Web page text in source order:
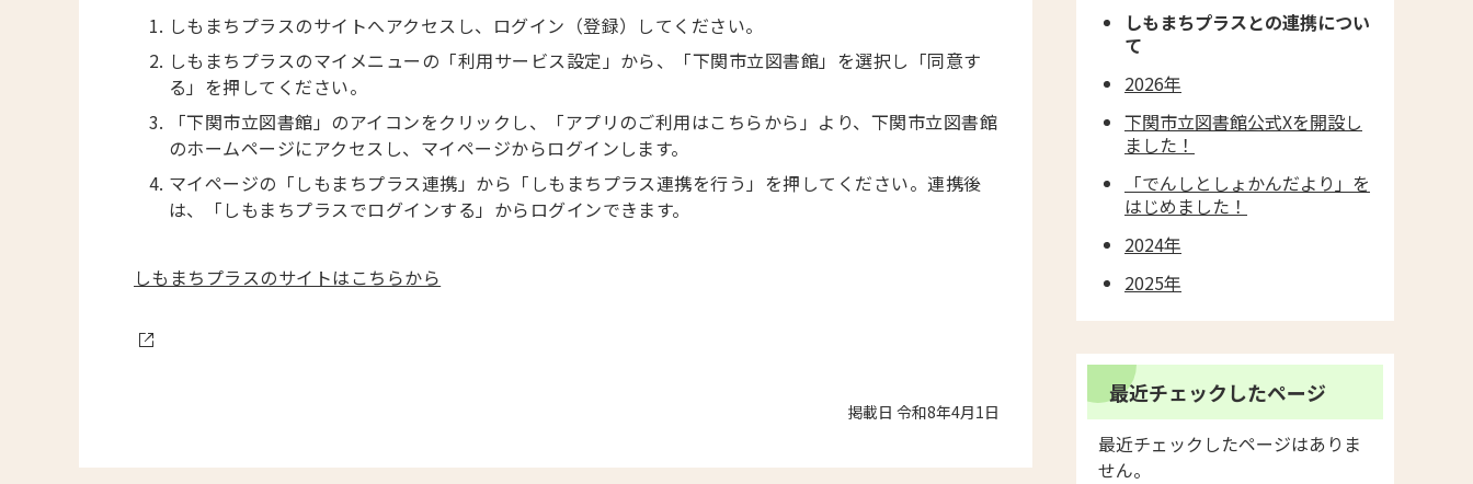
しもまちプラスのサイトへアクセスし、ログイン（登録）してください。
しもまちプラスのマイメニューの「利用サービス設定」から、「下関市立図書館」を選択し「同意す
る」を押してください。
「下関市立図書館」のアイコンをクリックし、「アプリのご利用はこちらから」より、下関市立図書館
のホームページにアクセスし、マイページからログインします。
マイページの「しもまちプラス連携」から「しもまちプラス連携を行う」を押してください。連携後
は、「しもまちプラスでログインする」からログインできます。
しもまちプラスのサイトはこちらから
掲載日 令和8年4月1日
しもまちプラスとの連携につい
て
2026年
下関市立図書館公式Xを開設し
ました！
「でんしとしょかんだより」を
はじめました！
2024年
2025年
最近チェックしたページ
最近チェックしたページはありま
せん。